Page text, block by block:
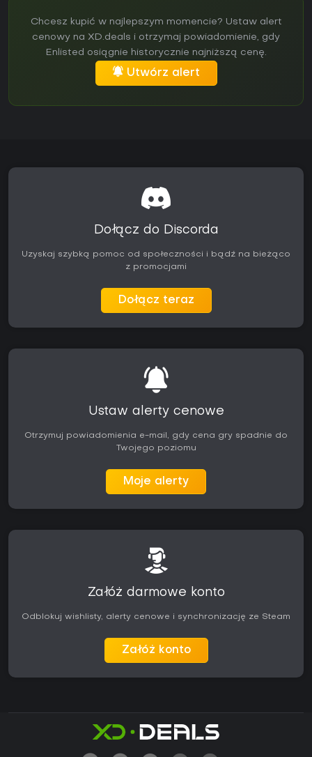
Chcesz kupić w najlepszym momencie? Ustaw alert
cenowy na XD.deals i otrzymaj powiadomienie, gdy
Enlisted osiągnie historycznie najniższą cenę.
Utwórz alert
Dołącz do Discorda
Uzyskaj szybką pomoc od społeczności i bądź na bieżąco
z promocjami
Dołącz teraz
Ustaw alerty cenowe
Otrzymuj powiadomienia e-mail, gdy cena gry spadnie do
Twojego poziomu
Moje alerty
Załóż darmowe konto
Odblokuj wishlisty, alerty cenowe i synchronizację ze Steam
Załóż konto